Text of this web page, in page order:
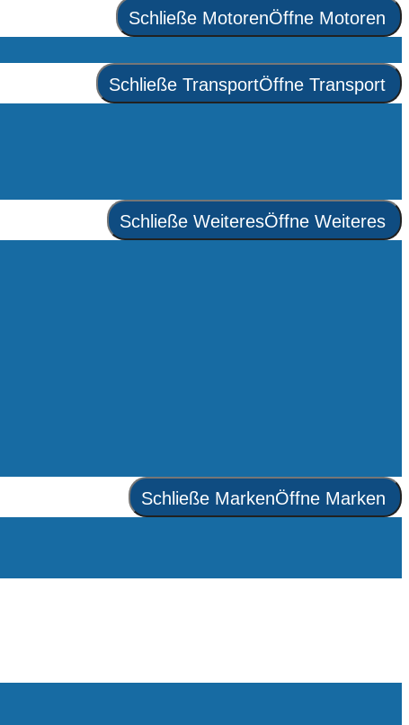
Schließe MotorenÖffne Motoren
Schließe TransportÖffne Transport
Schließe WeiteresÖffne Weiteres
Schließe MarkenÖffne Marken